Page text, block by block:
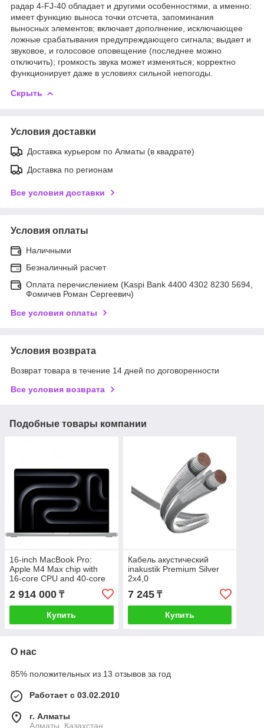
радар 4-FJ-40 обладает и другими особенностями, а именно:
имеет функцию выноса точки отсчета, запоминания
выносных элементов; включает дополнение, исключающее
ложные срабатывания предупреждающего сигнала; выдает и
звуковое, и голосовое оповещение (последнее можно
отключить); громкость звука может изменяться; корректно
функционирует даже в условиях сильной непогоды.
Скрыть
Условия доставки
Доставка курьером по Алматы (в квадрате)
Доставка по регионам
Все условия доставки
Условия оплаты
Наличными
Безналичный расчет
Оплата перечислением (Kaspi Bank 4400 4302 8230 5694,
Фомичев Роман Сергеевич)
Все условия оплаты
Условия возврата
Возврат товара в течение 14 дней по договоренности
Все условия возврата
Подобные товары компании
16-inch MacBook Pro:
Apple M4 Max chip with
16‑core CPU and 40‑core
GPU, 48GB, 1TB SSD -
Silver,Model A3186, 6
(MX2W3RU/A)
2 914 000 ₸
Купить
Кабель акустический
inakustik Premium Silver
2x4,0
7 245₸
Купить
О нас
85% положительных из 13 отзывов за год
Работает с 03.02.2010
г. Алматы
Алматы, Казахстан